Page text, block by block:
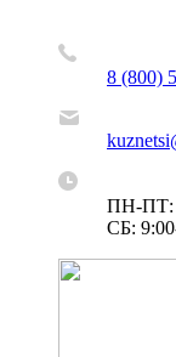
8 (800)
ПН-ПТ:
СБ: